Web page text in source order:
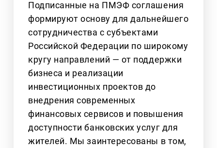
Подписанные на ПМЭФ соглашения
формируют основу для дальнейшего
сотрудничества с субъектами
Российской Федерации по широкому
кругу направлений — от поддержки
бизнеса и реализации
инвестиционных проектов до
внедрения современных
финансовых сервисов и повышения
доступности банковских услуг для
жителей. Мы заинтересованы в том,